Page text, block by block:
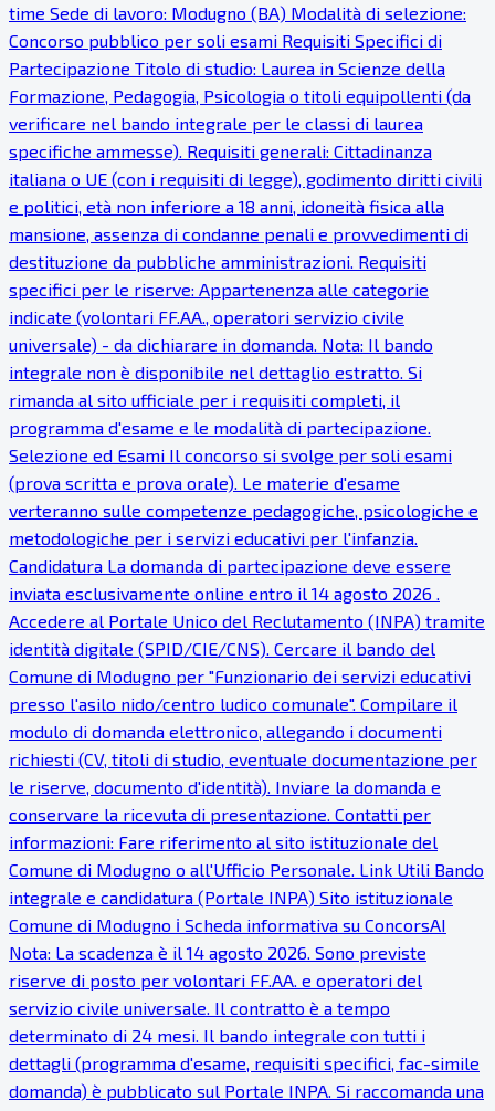
time Sede di lavoro: Modugno (BA) Modalità di selezione:
Concorso pubblico per soli esami Requisiti Specifici di
Partecipazione Titolo di studio: Laurea in Scienze della
Formazione, Pedagogia, Psicologia o titoli equipollenti (da
verificare nel bando integrale per le classi di laurea
specifiche ammesse). Requisiti generali: Cittadinanza
italiana o UE (con i requisiti di legge), godimento diritti civili
e politici, età non inferiore a 18 anni, idoneità fisica alla
mansione, assenza di condanne penali e provvedimenti di
destituzione da pubbliche amministrazioni. Requisiti
specifici per le riserve: Appartenenza alle categorie
indicate (volontari FF.AA., operatori servizio civile
universale) - da dichiarare in domanda. Nota: Il bando
integrale non è disponibile nel dettaglio estratto. Si
rimanda al sito ufficiale per i requisiti completi, il
programma d'esame e le modalità di partecipazione.
Selezione ed Esami Il concorso si svolge per soli esami
(prova scritta e prova orale). Le materie d'esame
verteranno sulle competenze pedagogiche, psicologiche e
metodologiche per i servizi educativi per l'infanzia.
Candidatura La domanda di partecipazione deve essere
inviata esclusivamente online entro il 14 agosto 2026 .
Accedere al Portale Unico del Reclutamento (INPA) tramite
identità digitale (SPID/CIE/CNS). Cercare il bando del
Comune di Modugno per "Funzionario dei servizi educativi
presso l'asilo nido/centro ludico comunale". Compilare il
modulo di domanda elettronico, allegando i documenti
richiesti (CV, titoli di studio, eventuale documentazione per
le riserve, documento d'identità). Inviare la domanda e
conservare la ricevuta di presentazione. Contatti per
informazioni: Fare riferimento al sito istituzionale del
Comune di Modugno o all'Ufficio Personale. Link Utili Bando
integrale e candidatura (Portale INPA) Sito istituzionale
Comune di Modugno ℹ Scheda informativa su ConcorsAI
Nota: La scadenza è il 14 agosto 2026. Sono previste
riserve di posto per volontari FF.AA. e operatori del
servizio civile universale. Il contratto è a tempo
determinato di 24 mesi. Il bando integrale con tutti i
dettagli (programma d'esame, requisiti specifici, fac-simile
domanda) è pubblicato sul Portale INPA. Si raccomanda una